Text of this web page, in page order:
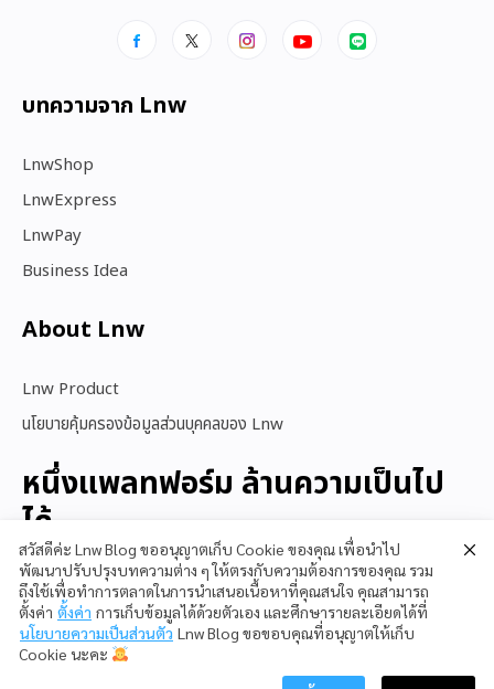
บทความจาก Lnw
LnwShop
LnwExpress
LnwPay
Business Idea
About Lnw​
Lnw Product
นโยบายคุ้มครองข้อมูลส่วนบุคคลของ Lnw
หนึ่งแพลทฟอร์ม ล้านความเป็นไป
ได้
สนใจใช้ LnwShop
สวัสดีค่ะ Lnw Blog ขออนุญาตเก็บ Cookie ของคุณ เพื่อนำไป
พัฒนาปรับปรุงบทความต่าง ๆ ให้ตรงกับความต้องการของคุณ รวม
ถึงใช้เพื่อทำการตลาดในการนำเสนอเนื้อหาที่คุณสนใจ คุณสามารถ
ตั้งค่า ตั้งค่า การเก็บข้อมูลได้ด้วยตัวเอง และศึกษารายละเอียดได้ที่
นโยบายความเป็นส่วนตัว Lnw Blog ขอขอบคุณที่อนุญาตให้เก็บ
Cookie นะคะ